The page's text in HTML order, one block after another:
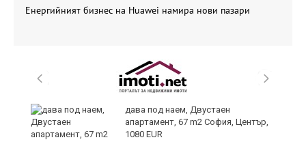
Енергийният бизнес на Huawei намира нови пазари
дава под наем, Двустаен
апартамент, 67 m2 София, Център,
1080 EUR